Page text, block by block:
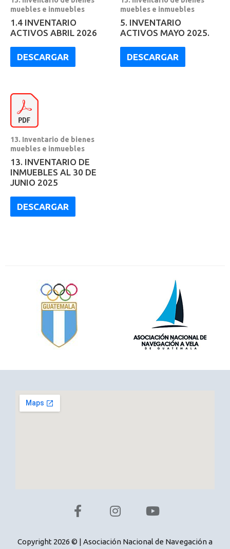
muebles e inmuebles
1.4 INVENTARIO
ACTIVOS ABRIL 2026
DESCARGAR
muebles e inmuebles
5. INVENTARIO
ACTIVOS MAYO 2025.
DESCARGAR
13. Inventario de bienes
muebles e inmuebles
13. INVENTARIO DE
INMUEBLES AL 30 DE
JUNIO 2025
DESCARGAR
Copyright 2026 © | Asociación Nacional de Navegación a